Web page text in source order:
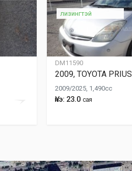
DM11590
лизингтэй
2009, TOYOTA PRIUS
2009/2025, 1,490cc
Үнэ: 23.0 сая